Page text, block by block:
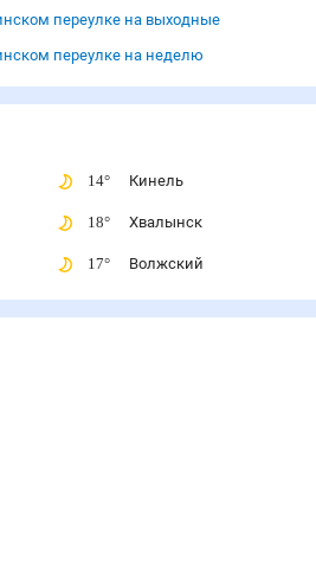
переулке на выходные
переулке на неделю
14° Кинель
18° Хвалынск
17° Волжский